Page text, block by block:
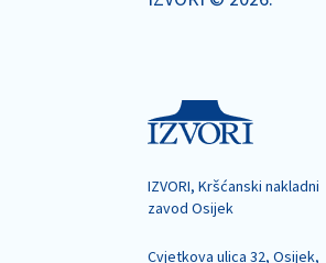
IZVORI, Kršćanski nakladni
zavod Osijek
Cvjetkova ulica 32, Osijek,